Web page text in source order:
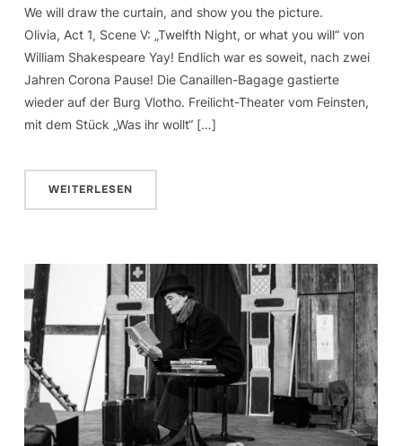
We will draw the curtain, and show you the picture.
Olivia, Act 1, Scene V: „Twelfth Night, or what you will“ von
William Shakespeare Yay! Endlich war es soweit, nach zwei
Jahren Corona Pause! Die Canaillen-Bagage gastierte
wieder auf der Burg Vlotho. Freilicht-Theater vom Feinsten,
mit dem Stück „Was ihr wollt“ […]
WEITERLESEN